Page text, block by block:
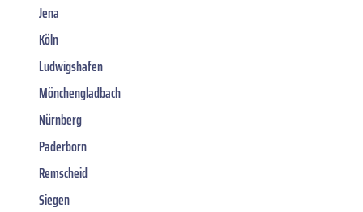
Jena
Köln
Ludwigshafen
Mönchengladbach
Nürnberg
Paderborn
Remscheid
Siegen